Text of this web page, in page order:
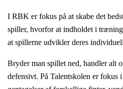
I RBK er fokus på at skabe det
spiller, hvorfor at indholdet i
at spillerne udvikler deres
Bryder man spillet ned, handler alt
defensivt. På Talentskolen er fokus